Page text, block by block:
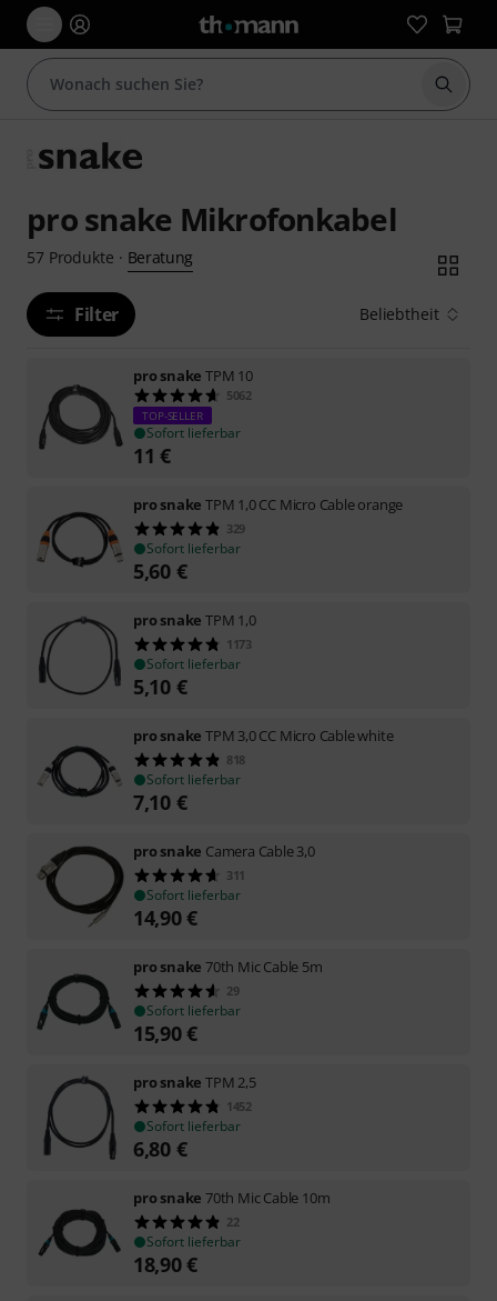
Suche
pro snake Mikrofonkabel
57 Produkte · Beratung
Filter Beliebtheit
pro snake TPM 10
5062
TOP-SELLER
Sofort lieferbar
11 €
pro snake TPM 1,0 CC Micro Cable orange
329
Sofort lieferbar
5,60 €
pro snake TPM 1,0
1173
Sofort lieferbar
5,10 €
pro snake TPM 3,0 CC Micro Cable white
818
Sofort lieferbar
7,10 €
pro snake Camera Cable 3,0
311
Sofort lieferbar
14,90€
pro snake 70th Mic Cable 5m
29
Sofort lieferbar
15,90€
pro snake TPM 2,5
1452
Sofort lieferbar
6,80 €
pro snake 70th Mic Cable 10m
22
Sofort lieferbar
18,90€